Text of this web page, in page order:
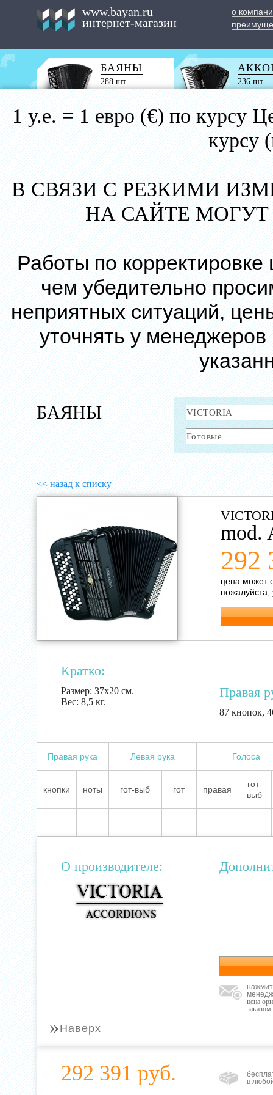
www.bayan.ru
интернет-магазин
о
БАЯНЫ
288 шт. 236 шт.
1 у.е. = 1 евро (€) по курсу
курсу
В СВЯЗИ С РЕЗКИМИ
НА САЙТЕ
Работы по
чем убедительно
неприятных ситуаций,
уточнять у
БАЯНЫ
<< назад к списку
mod.
292
цена может
пожалуйста,
Кратко:
Размер: 37х20 см.
Вес: 8,5 кг.
Правая
87 кнопок,
Правая рука Левая рука Голоса
кнопки ноты гот-выб гот правая
гот-
выб
О производителе:
цена
заказом
» Наверх
292 391 руб.
в